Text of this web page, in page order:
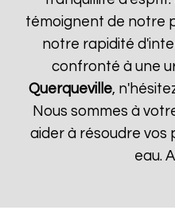
témoignent de notre
notre rapidité
confronté à une
Querqueville,
Nous sommes à
aider à résoudre
eau.